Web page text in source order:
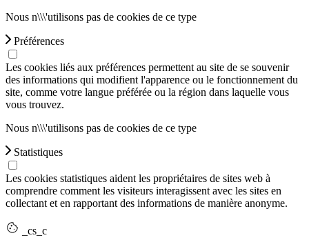
Nous n\\\'utilisons pas de cookies de ce type
Préférences
Les cookies liés aux préférences permettent au site de se souvenir
des informations qui modifient l'apparence ou le fonctionnement du
site, comme votre langue préférée ou la région dans laquelle vous
vous trouvez.
Nous n\\\'utilisons pas de cookies de ce type
Statistiques
Les cookies statistiques aident les propriétaires de sites web à
comprendre comment les visiteurs interagissent avec les sites en
collectant et en rapportant des informations de manière anonyme.
_cs_c